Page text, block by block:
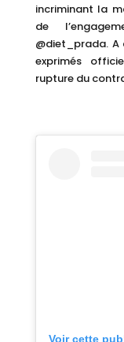
incriminant la
de
@diet_prada. A
exprimés
rupture du
Voir cette